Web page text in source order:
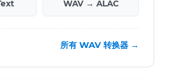
WAV → ALAC
所有 WAV 转换器 →